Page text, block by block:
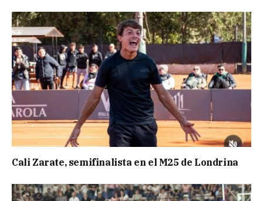
Cali Zarate, semifinalista en el M25 de Londrina